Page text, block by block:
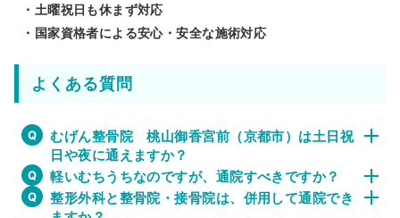
・土曜祝日も休まず対応
・国家資格者による安心・安全な施術対応
よくある質問
むげん整骨院 桃山御香宮前（京都市）は土日祝
日や夜に通えますか？
軽いむちうちなのですが、通院すべきですか？
整形外科と整骨院・接骨院は、併用して通院でき